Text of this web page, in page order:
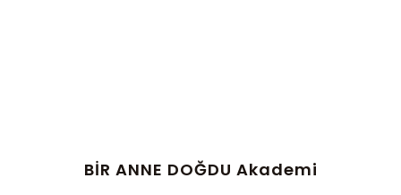
BİR ANNE DOĞDU Akademi